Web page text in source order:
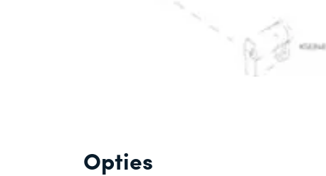
Opties